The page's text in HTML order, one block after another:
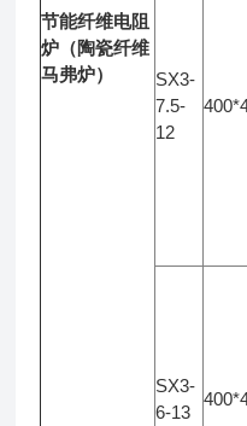
节能纤维电阻
炉（陶瓷纤维
马弗炉）
SX3-
7.5-
12
SX3-
6-13